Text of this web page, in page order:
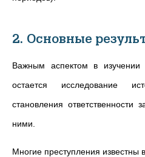
2. Основные
Важным аспектом в изучении
остается исследование
становления
ними.
Многие преступления известны